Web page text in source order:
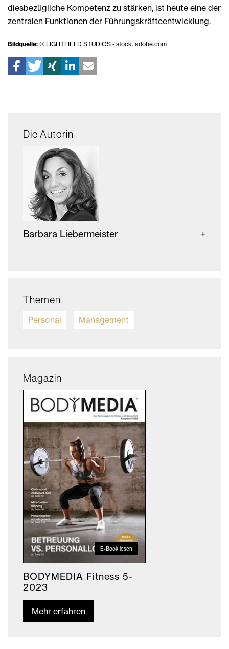
diesbezügliche Kompetenz zu stärken, ist heute eine der
zentralen Funktionen der Führungskräfteentwicklung.
Bildquelle: © LIGHTFIELD STUDIOS - stock. adobe.com
Die Autorin
Barbara Liebermeister
Themen
Personal Management
Magazin
E-Book lesen
BODYMEDIA Fitness 5-
2023
Mehr erfahren